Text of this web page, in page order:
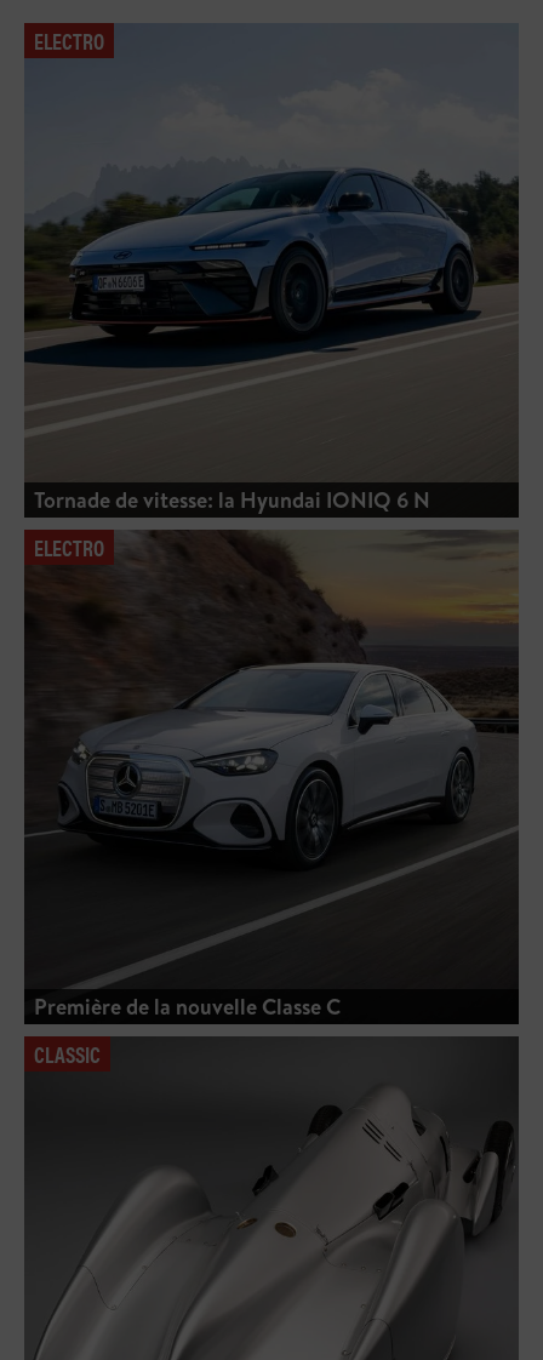
ELECTRO
Tornade de vitesse: la Hyundai IONIQ 6 N
ELECTRO
Première de la nouvelle Classe C
CLASSIC